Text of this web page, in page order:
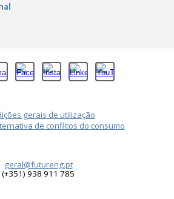
gerais de utilização
de conflitos do consumo
geral@futureng.pt
(+351) 938 911 785